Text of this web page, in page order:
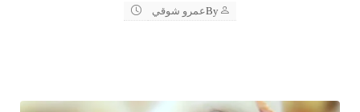
Byعمرو شوقي